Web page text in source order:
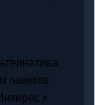
пакетов
к